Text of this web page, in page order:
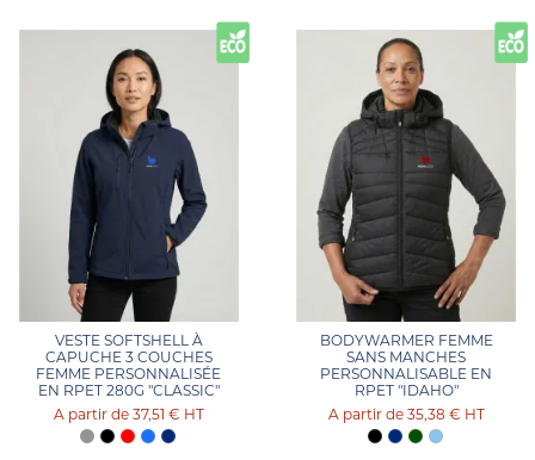
VESTE SOFTSHELL À
CAPUCHE 3 COUCHES
FEMME PERSONNALISÉE
EN RPET 280G "CLASSIC"
37,51 € HT
BODYWARMER FEMME
SANS MANCHES
PERSONNALISABLE EN
RPET "IDAHO"
35,38 € HT